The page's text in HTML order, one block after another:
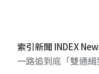
索引新聞 INDEX
一路追到底「雙通